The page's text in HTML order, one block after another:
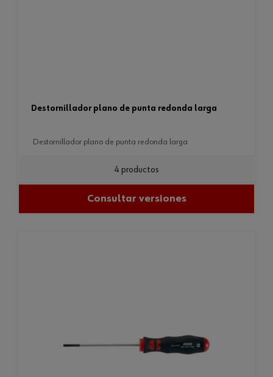
destornillador plano de punta redonda larga
destornillador plano de punta redonda larga
4 productos
Consultar versiones